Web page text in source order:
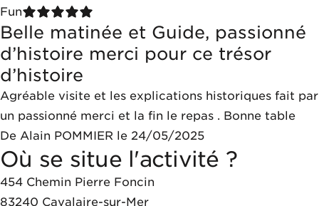
Fun
Belle matinée et Guide, passionné
d’histoire merci pour ce trésor
d’histoire
Agréable visite et les explications historiques fait par
un passionné merci et la fin le repas . Bonne table
De Alain POMMIER le 24/05/2025
Où se situe l'activité ?
454 Chemin Pierre Foncin
83240 Cavalaire-sur-Mer